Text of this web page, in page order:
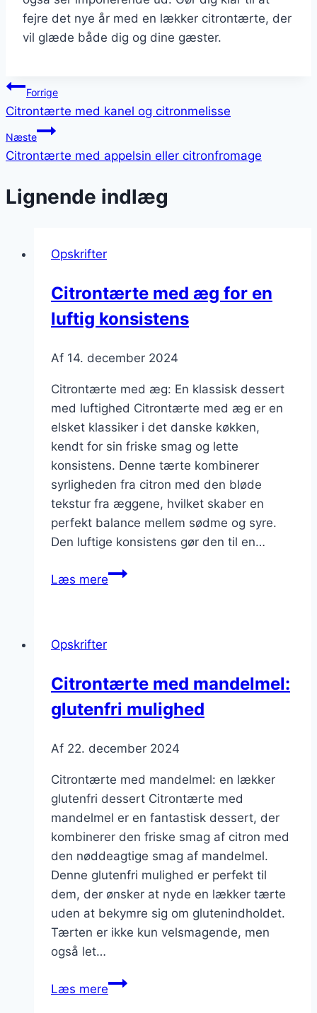
fejre det nye år med en lækker citrontærte, der
vil glæde både dig og dine gæster.
Indlægsnavigation
Forrige
Citrontærte med kanel og citronmelisse
Næste
Citrontærte med appelsin eller citronfromage
Lignende indlæg
Opskrifter
Citrontærte med æg for en
luftig konsistens
Af 14. december 2024
Citrontærte med æg: En klassisk dessert
med luftighed Citrontærte med æg er en
elsket klassiker i det danske køkken,
kendt for sin friske smag og lette
konsistens. Denne tærte kombinerer
syrligheden fra citron med den bløde
tekstur fra æggene, hvilket skaber en
perfekt balance mellem sødme og syre.
Den luftige konsistens gør den til en…
Læs mereCitrontærte
konsistens
Opskrifter
Citrontærte med mandelmel:
glutenfri mulighed
Af 22. december 2024
Citrontærte med mandelmel: en lækker
glutenfri dessert Citrontærte med
mandelmel er en fantastisk dessert, der
kombinerer den friske smag af citron med
den nøddeagtige smag af mandelmel.
Denne glutenfri mulighed er perfekt til
dem, der ønsker at nyde en lækker tærte
uden at bekymre sig om glutenindholdet.
Tærten er ikke kun velsmagende, men
også let…
Læs mereCitrontærte